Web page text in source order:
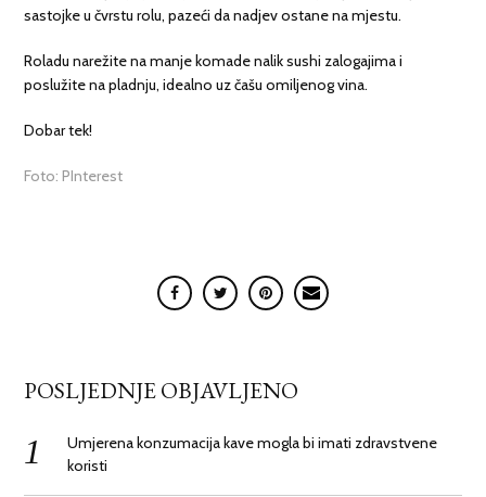
sastojke u čvrstu rolu, pazeći da nadjev ostane na mjestu.
Roladu narežite na manje komade nalik sushi zalogajima i
poslužite na pladnju, idealno uz čašu omiljenog vina.
Dobar tek!
Foto: PInterest
POSLJEDNJE OBJAVLJENO
Umjerena konzumacija kave mogla bi imati zdravstvene
koristi